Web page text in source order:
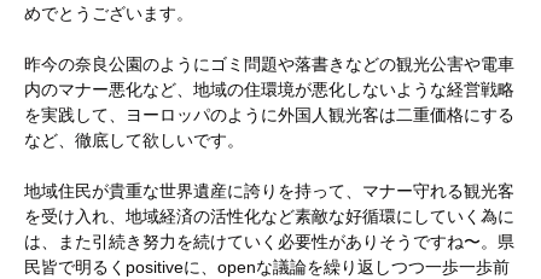
めでとうございます。
昨今の奈良公園のようにゴミ問題や落書きなどの観光公害や電車
内のマナー悪化など、地域の住環境が悪化しないような経営戦略
を実践して、ヨーロッパのように外国人観光客は二重価格にする
など、徹底して欲しいです。
地域住民が貴重な世界遺産に誇りを持って、マナー守れる観光客
を受け入れ、地域経済の活性化など素敵な好循環にしていく為に
は、また引続き努力を続けていく必要性がありそうですね〜。県
民皆で明るくpositiveに、openな議論を繰り返しつつ一歩一歩前